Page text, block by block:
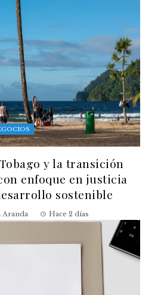
y la transición
enfoque en justicia
sostenible
Aranda Hace 2 días